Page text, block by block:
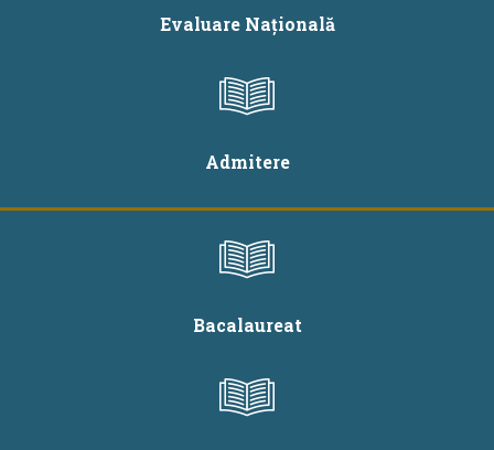
Evaluare Națională
Admitere
Bacalaureat